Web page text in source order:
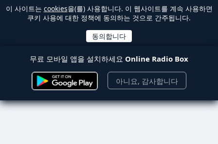
이 사이트는 cookies을(를) 사용합니다. 이 웹사이트를 계속 사용하면
쿠키 사용에 대한 정책에 동의하는 것으로 간주됩니다.
무료 모바일 앱을 설치하세요 Online Radio Box
아니요, 감사합니다